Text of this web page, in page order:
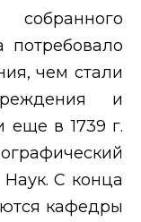
потребовало
чем стали
и
еще в 1739 г.
С конца
кафедры